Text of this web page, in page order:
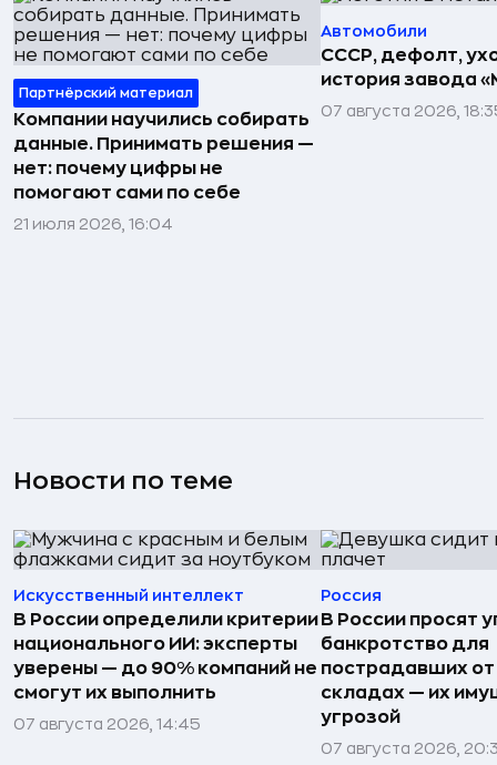
Партнёрский материал
Компании научились собирать
данные. Принимать решения —
нет: почему цифры не
помогают сами по себе
21 июля 2026, 16:04
Автомобили
СССР, дефолт,
история завода
07 августа 2026,
Новости по теме
Искусственный интеллект
В России определили критерии
национального ИИ: эксперты
уверены — до 90% компаний не
смогут их выполнить
07 августа 2026, 14:45
Россия
В России просят
банкротство для
пострадавших
складах — их
угрозой
07 августа 2026,